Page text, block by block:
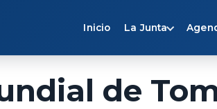
Inicio La Junta
de